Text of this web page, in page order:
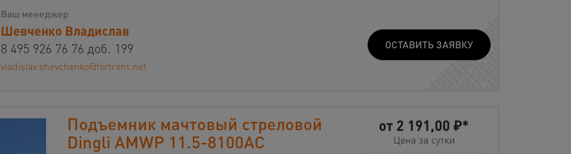
Ваш менеджер
Шевченко Владислав
8 495 926 76 76 доб. 199
vladislav.shevchenko@fortrent.net
ОСТАВИТЬ ЗАЯВКУ
Подъемник мачтовый стреловой
Dingli AMWP 11.5-8100AC
от 2 191,00 ₽*
Цена за сутки